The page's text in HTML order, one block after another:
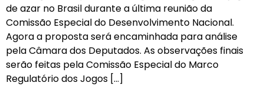
de azar no Brasil durante a última reunião da
Comissão Especial do Desenvolvimento Nacional.
Agora a proposta será encaminhada para análise
pela Câmara dos Deputados. As observações finais
serão feitas pela Comissão Especial do Marco
Regulatório dos Jogos […]